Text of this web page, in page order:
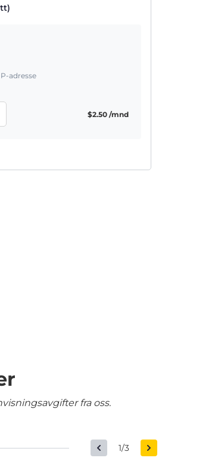
adresse
$2.50 /mnd
fra oss.
1/3